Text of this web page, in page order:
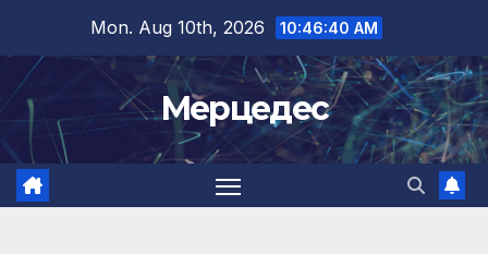
content
Mon. Aug 10th, 2026 10:46:41 AM
Мерцедес